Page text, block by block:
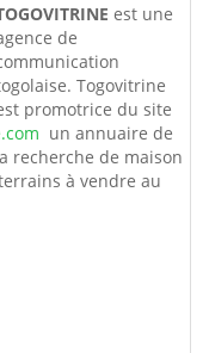
est une
de
Togovitrine
promotrice du site
un annuaire de
recherche de maison
à vendre au